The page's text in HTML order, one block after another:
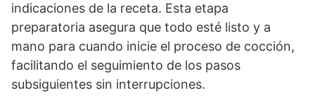
indicaciones de la receta. Esta etapa
preparatoria asegura que todo esté listo y a
mano para cuando inicie el proceso de cocción,
facilitando el seguimiento de los pasos
subsiguientes sin interrupciones.